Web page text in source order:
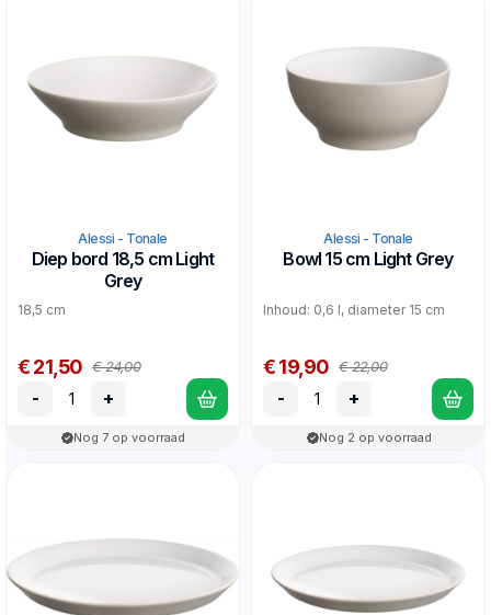
Alessi - Tonale
Diep bord 18,5 cm Light
Grey
18,5 cm
€ 21,50 € 24,00
- +
Nog 7 op voorraad
Alessi - Tonale
Bowl 15 cm Light Grey
Inhoud: 0,6 l, diameter 15 cm
€ 19,90 € 22,00
- +
Nog 2 op voorraad